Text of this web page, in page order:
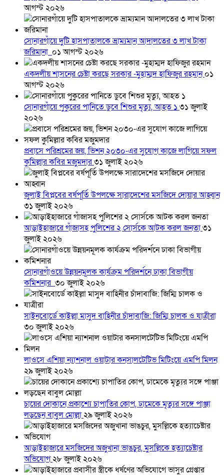
আগস্ট ২০২৬
সোনারগাঁয়ে দুটি হাসপাতালকে ভ্রাম্যমান আদালতের ৩ লাখ টাকা
জরিমানা ০১ আগস্ট ২০২৬
একদলীয় শাসনের চেষ্টা করছে সরকার -মুহাম্মদ হাফিজুর রহমান০১
আগস্ট ২০২৬
সোনারগাঁয়ে পুকুরের পানিতে ডুবে শিশুর মৃত্যু, আহত ১ ৩১ জুলাই
২০২৬
প্রবাসে পরিশ্রমের জয়, ভিশন ২০৩০-এর সুযোগ কাজে লাগিয়ে সফল
কুমিল্লার কবির মজুমদার৩১ জুলাই ২০২৬
জুলাই বিপ্লবের বর্ষপূর্তি উপলক্ষে সারাদেশের মসজিদে দোয়ার আহ্বান
৩১ জুলাই ২০২৬
আড়াইহাজারে গাঁজাসহ পুলিশের ২ সোর্সকে আটক করল জনতা৩১
জুলাই ২০২৬
সোনারগাঁওয়ে উন্নয়নমূলক কার্যক্রম পরিদর্শনে ঢাকা বিভাগীয়
কমিশনার ৩০ জুলাই ২০২৬
সাইনবোর্ডে কাইল্লা মাসুদ বাহিনীর চাঁদাবাজি: জিম্মি চালক ও যাত্রীরা
৩০ জুলাই ২০২৬
লাওসে এশিয়া ন্যাশনাল ওয়াটার কনসালটেটিভ মিটিংয়ে এমপি মিলন
২৯ জুলাই ২০২৬
চায়ের দোকানে প্রকাশ্যে চাপাতির কোপ, ঢামেকে মৃত্যুর সঙ্গে পাঞ্জা
লড়ছেন বাবুল মোল্লা২৯ জুলাই ২০২৬
আড়াইহাজারে মস‌জি‌দের অজুখানা ভাঙচুর, মুসল্লিকে হত্যাচেষ্টার
অভিযোগ২৮ জুলাই ২০২৬